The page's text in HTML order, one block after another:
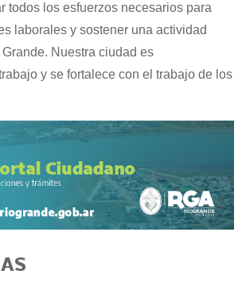
todos los esfuerzos necesarios para
laborales y sostener una actividad
Nuestra ciudad es
y se fortalece con el trabajo de los